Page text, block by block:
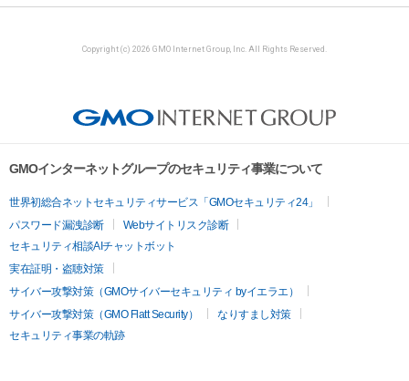
Copyright (c) 2026 GMO Internet Group, Inc. All Rights Reserved.
GMOインターネットグループのセキュリティ事業について
世界初総合ネットセキュリティサービス「GMOセキュリティ24」
パスワード漏洩診断
Webサイトリスク診断
セキュリティ相談AIチャットボット
実在証明・盗聴対策
サイバー攻撃対策（GMOサイバーセキュリティ byイエラエ）
サイバー攻撃対策（GMO Flatt Security）
なりすまし対策
セキュリティ事業の軌跡